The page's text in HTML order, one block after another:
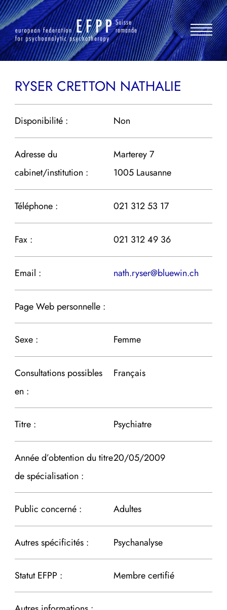
Aller
au
contenu
RYSER CRETTON NATHALIE
Disponibilité : Non
Adresse du
cabinet/institution :
Marterey 7
1005 Lausanne
Téléphone : 021 312 53 17
Fax : 021 312 49 36
Email : nath.ryser@bluewin.ch
Page Web personnelle :
Sexe : Femme
Consultations possibles
en :
Français
Titre : Psychiatre
Année d’obtention du titre
de spécialisation :
20/05/2009
Public concerné : Adultes
Autres spécificités : Psychanalyse
Statut EFPP : Membre certifié